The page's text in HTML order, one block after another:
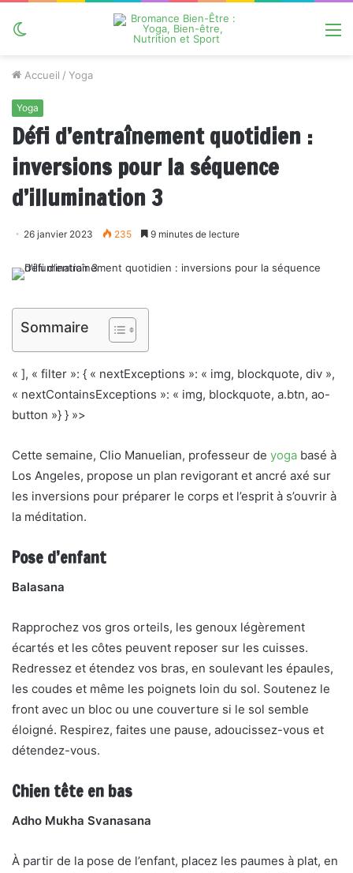
Accueil / Yoga
Yoga
Défi d’entraînement quotidien :
inversions pour la séquence
d’illumination 3
26 janvier 2023 235 9 minutes de lecture
Sommaire
« ], « filter »: { « nextExceptions »: « img, blockquote, div »,
« nextContainsExceptions »: « img, blockquote, a.btn, ao-
button »} } »>
Cette semaine, Clio Manuelian, professeur de yoga basé à
Los Angeles, propose un plan revigorant et ancré axé sur
les inversions pour préparer le corps et l’esprit à s’ouvrir à
la méditation.
Pose d’enfant
Balasana
Rapprochez vos gros orteils, les genoux légèrement
écartés et les côtes peuvent reposer sur les cuisses.
Redressez et étendez vos bras, en soulevant les épaules,
les coudes et même les poignets loin du sol. Soutenez le
front avec un bloc ou une couverture si le sol semble
éloigné. Respirez, faites une pause, adoucissez-vous et
détendez-vous.
Chien tête en bas
Adho Mukha Svanasana
À partir de la pose de l’enfant, placez les paumes à plat, en